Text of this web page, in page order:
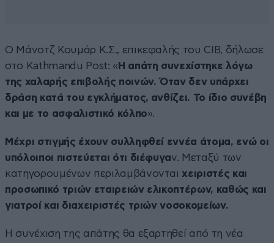
Ο Μάνοτζ Κουμάρ Κ.Σ., επικεφαλής του CIB, δήλωσε
στο Kathmandu Post: « Η απάτη συνεχίστηκε λόγω
της χαλαρής επιβολής ποινών. Όταν δεν υπάρχει
δράση κατά του εγκλήματος, ανθίζει. Το ίδιο συνέβη
και με το ασφαλιστικό κόλπο».
Μέχρι στιγμής έχουν συλληφθεί εννέα άτομα, ενώ οι
υπόλοιποι πιστεύεται ότι διέφυγαν. Μεταξύ των
κατηγορουμένων περιλαμβάνονται χειριστές και
προσωπικό τριών εταιρειών ελικοπτέρων, καθώς και
γιατροί και διαχειριστές τριών νοσοκομείων.
Η συνέχιση της απάτης θα εξαρτηθεί από τη νέα